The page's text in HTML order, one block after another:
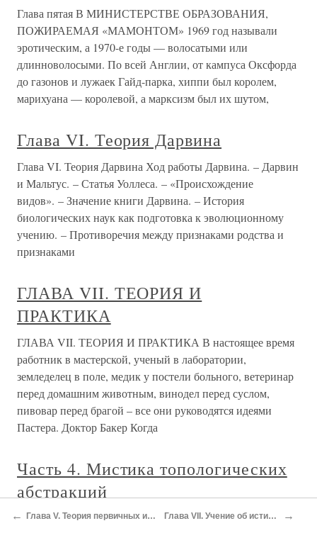
Глава пятая В МИНИСТЕРСТВЕ ОБРАЗОВАНИЯ,
ПОЖИРАЕМАЯ «МАМОНТОМ» 1969 год называли
эротическим, а 1970-е годы — волосатыми или
длинноволосыми. По всей Англии, от кампуса Оксфорда
до газонов и лужаек Гайд-парка, хиппи был королем,
марихуана — королевой, а марксизм был их шутом,
Глава VI. Теория Дарвина
Глава VI. Теория Дарвина Ход работы Дарвина. – Дарвин
и Мальтус. – Статья Уоллеса. – «Происхождение
видов». – Значение книги Дарвина. – История
биологических наук как подготовка к эволюционному
учению. – Противоречия между признаками родства и
признаками
ГЛАВА VII. ТЕОРИЯ И
ПРАКТИКА
ГЛАВА VII. ТЕОРИЯ И ПРАКТИКА В настоящее время
работник в мастерской, ученый в лаборатории,
земледелец в поле, медик у постели больного, ветеринар
перед домашним животным, винодел перед суслом,
пивовар перед брагой – все они руководятся идеями
Пастера. Доктор Бакер Когда
Часть 4. Мистика топологических
абстракций
Часть 4. Мистика топологических абстракций «Глядит ли
← Глава V. Теория первичных и вторичных качеств Глава VII. Учение об истине и видах знания →